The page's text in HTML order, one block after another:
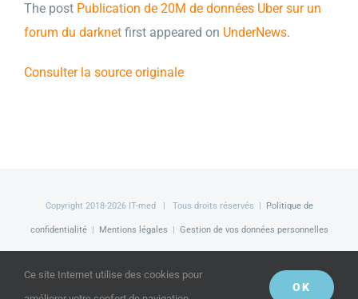
The post Publication de 20M de données Uber sur un
forum du darknet first appeared on UnderNews.
Consulter la source originale
Copyright 2018-2026 IT-med | Tous droits réservés | Politique de
confidentialité| Mentions légales | Gestion de vos données personnelles
Ce site Internet utilise des cookies pour
OK